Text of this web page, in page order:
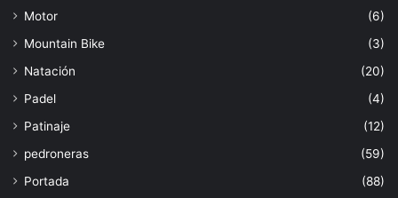
Motor
(6)
Mountain Bike
(3)
Natación
(20)
Padel
(4)
Patinaje
(12)
pedroneras
(59)
Portada
(88)